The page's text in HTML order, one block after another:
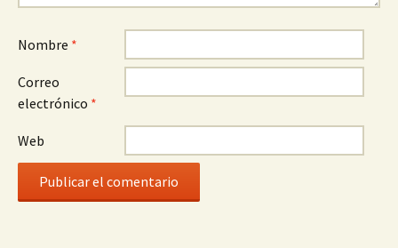
Nombre *
Correo
electrónico *
Web